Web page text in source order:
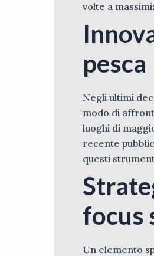
volte a
pesca
Negli ultimi
modo di
luoghi di
recente
questi
focus
Un elemento